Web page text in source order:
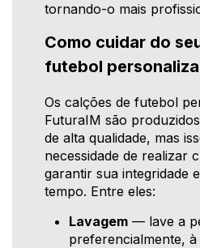
tornando-o mais
Como cuidar do
futebol
Os calções de futebol
FuturaIM são
de alta qualidade, mas
necessidade de realizar
garantir sua integridade
tempo. Entre eles:
Lavagem — lave a
preferencialmente,